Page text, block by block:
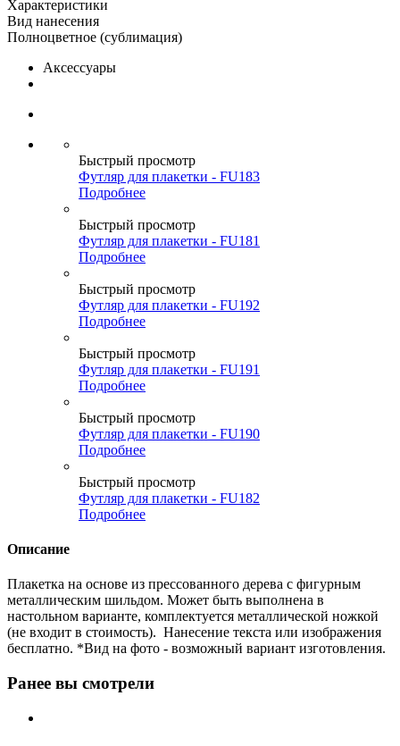
Характеристики
Вид нанесения
Полноцветное (сублимация)
Аксессуары
Быстрый просмотр
Футляр для плакетки - FU183
Подробнее
Быстрый просмотр
Футляр для плакетки - FU181
Подробнее
Быстрый просмотр
Футляр для плакетки - FU192
Подробнее
Быстрый просмотр
Футляр для плакетки - FU191
Подробнее
Быстрый просмотр
Футляр для плакетки - FU190
Подробнее
Быстрый просмотр
Футляр для плакетки - FU182
Подробнее
Описание
Плакетка на основе из прессованного дерева с фигурным
металлическим шильдом. Может быть выполнена в
настольном варианте, комплектуется металлической ножкой
(не входит в стоимость). Нанесение текста или изображения
бесплатно. *Вид на фото - возможный вариант изготовления.
Ранее вы смотрели